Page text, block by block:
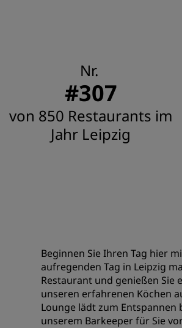
Nr.
#307
von 850 Restaurants im
Jahr Leipzig
Beginnen Sie Ihren Tag hier
aufregenden Tag in Leipzig
Restaurant und genießen Sie
unseren erfahrenen Köchen
Lounge lädt zum Entspannen
unserem Barkeeper für Sie